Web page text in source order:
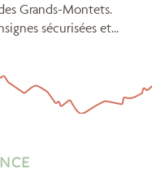
Grands-Montets.
sécurisées et...